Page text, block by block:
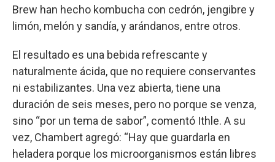
Brew han hecho kombucha con cedrón, jengibre y
limón, melón y sandía, y arándanos, entre otros.
El resultado es una bebida refrescante y
naturalmente ácida, que no requiere conservantes
ni estabilizantes. Una vez abierta, tiene una
duración de seis meses, pero no porque se venza,
sino “por un tema de sabor”, comentó Ithle. A su
vez, Chambert agregó: “Hay que guardarla en
heladera porque los microorganismos están libres